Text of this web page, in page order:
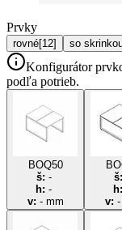
Prvky
rovné[12] so
Konfigurátor
podľa potrieb.
BOQ50
š: -
h: -
v: -mm
š:
h:
v: -